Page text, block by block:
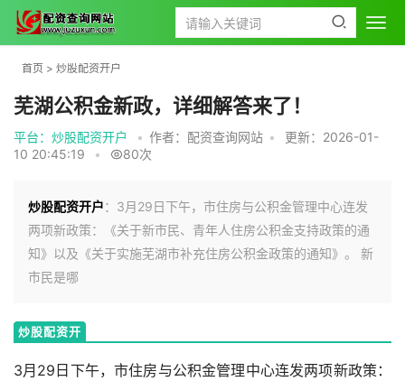
首页 > 炒股配资开户
芜湖公积金新政，详细解答来了！
平台：炒股配资开户 • 作者：配资查询网站 •
更新：2026-01-
10 20:45:19
• 80次
炒股配资开户：3月29日下午，市住房与公积金管理中心连发
两项新政策：《关于新市民、青年人住房公积金支持政策的通
知》以及《关于实施芜湖市补充住房公积金政策的通知》。 新
市民是哪
炒股配资开
3月29日下午，市住房与公积金管理中心连发两项新政策：